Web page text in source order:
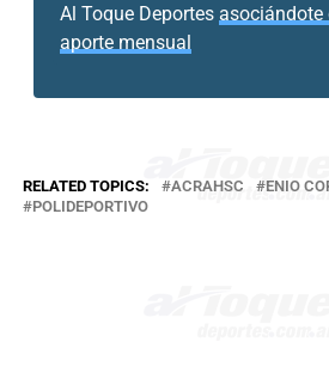
Al Toque Deportes
aporte mensual
RELATED TOPICS: ACRAHSC
ENIO
POLIDEPORTIVO